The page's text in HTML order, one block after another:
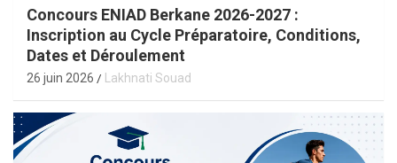
Concours ENIAD Berkane 2026-2027 :
Inscription au Cycle Préparatoire, Conditions,
Dates et Déroulement
26 juin 2026 Lakhnati Souad